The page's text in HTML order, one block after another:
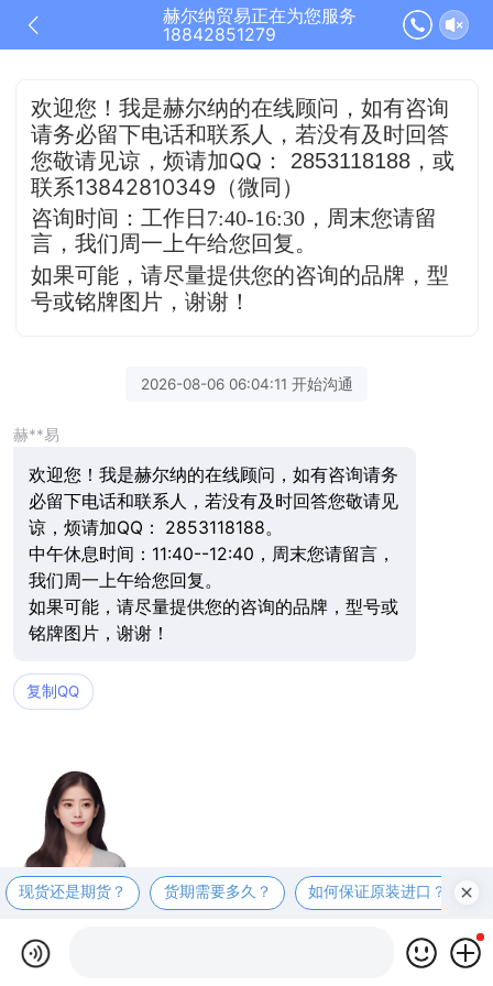
赫尔纳贸易正在为您服务
18842851279
欢迎您！我是赫尔纳的在线顾问，如有咨询
请务必留下电话和联系人，若没有及时回答
您敬请见谅，烦请加QQ ： 2853118188 ，或
联系13842810349（微同）
咨询时间：工作日7:40-16:30， 周末您请留
言，我们周一上午给您回复。
如果可能，请尽量提供您的咨询的品牌，型
号或铭牌图片，谢谢！
2026-08-06 06:04:11 开始沟通
赫**易
欢迎您！我是赫尔纳的在线顾问，如有咨询请务
必留下电话和联系人，若没有及时回答您敬请见
谅，烦请加QQ： 2853118188。
中午休息时间：11:40--12:40，周末您请留言，
我们周一上午给您回复。
如果可能，请尽量提供您的咨询的品牌，型号或
铭牌图片，谢谢！
复制QQ
现货还是期货？ 货期需要多久？ 如何保证原装进口？